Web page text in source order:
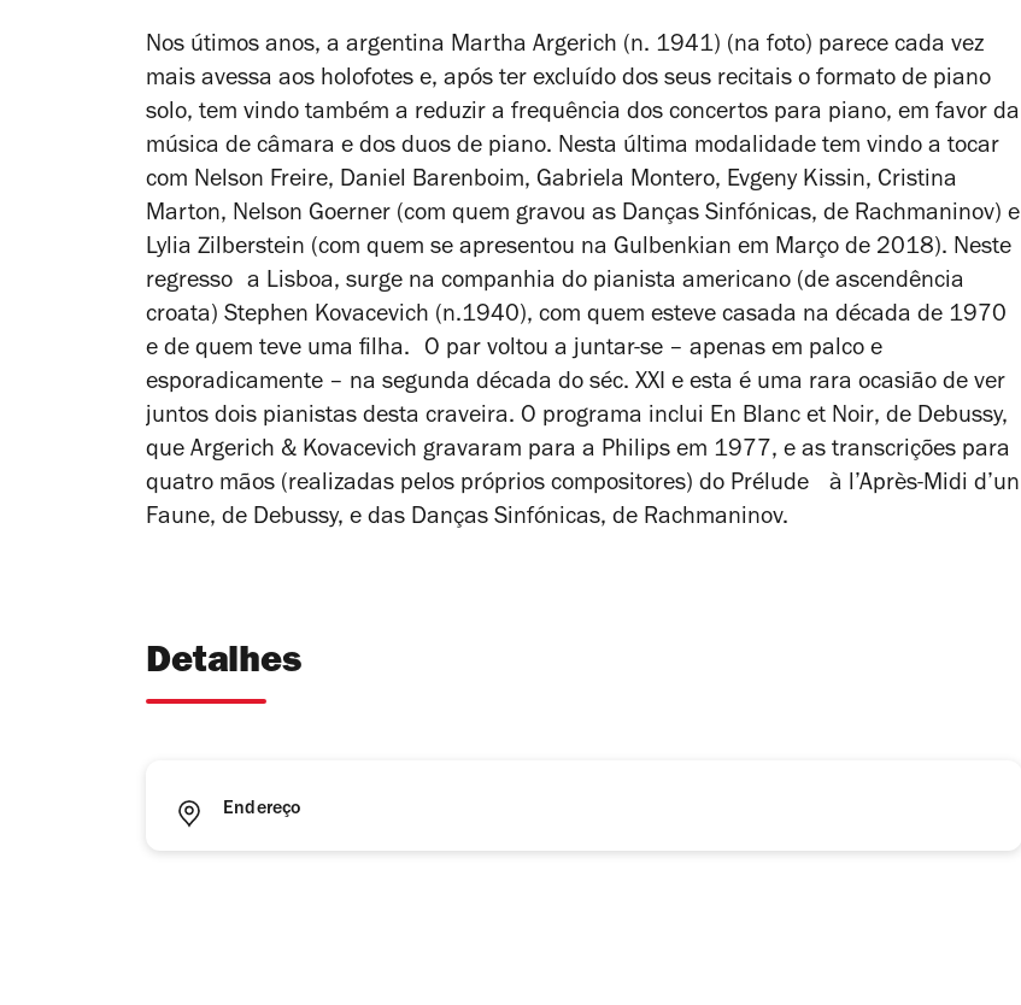
Nos útimos anos, a argentina Martha Argerich (n. 1941) (na foto) parece cada vez
mais avessa aos holofotes e, após ter excluído dos seus recitais o formato de piano
solo, tem vindo também a reduzir a frequência dos concertos para piano, em favor da
música de câmara e dos duos de piano. Nesta última modalidade tem vindo a tocar
com Nelson Freire, Daniel Barenboim, Gabriela Montero, Evgeny Kissin, Cristina
Marton, Nelson Goerner (com quem gravou as Danças Sinfónicas, de Rachmaninov) e
Lylia Zilberstein (com quem se apresentou na Gulbenkian em Março de 2018). Neste
regresso a Lisboa, surge na companhia do pianista americano (de ascendência
croata) Stephen Kovacevich (n.1940), com quem esteve casada na década de 1970
e de quem teve uma filha. O par voltou a juntar-se – apenas em palco e
esporadicamente – na segunda década do séc. XXI e esta é uma rara ocasião de ver
juntos dois pianistas desta craveira. O programa inclui En Blanc et Noir, de Debussy,
que Argerich & Kovacevich gravaram para a Philips em 1977, e as transcrições para
quatro mãos (realizadas pelos próprios compositores) do Prélude à l’Après-Midi d’un
Faune, de Debussy, e das Danças Sinfónicas, de Rachmaninov.
Detalhes
Endereço